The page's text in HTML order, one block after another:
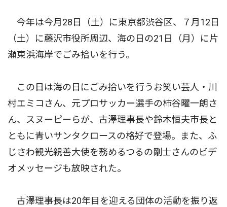
今年は今月28日（土）に東京都渋谷区、７月12日
（土）に藤沢市役所周辺、海の日の21日（月）に片
瀬東浜海岸でごみ拾いを行う。
この日は海の日にごみ拾いを行うお笑い芸人・川
村エミコさん、元プロサッカー選手の柿谷曜一朗さ
ん、スヌーピーらが、古澤理事長や鈴木恒夫市長と
ともに青いサンタクロースの格好で登場。また、ふ
じさわ観光親善大使を務めるつるの剛士さんのビデ
オメッセージも放映された。
古澤理事長は20年目を迎える団体の活動を振り返